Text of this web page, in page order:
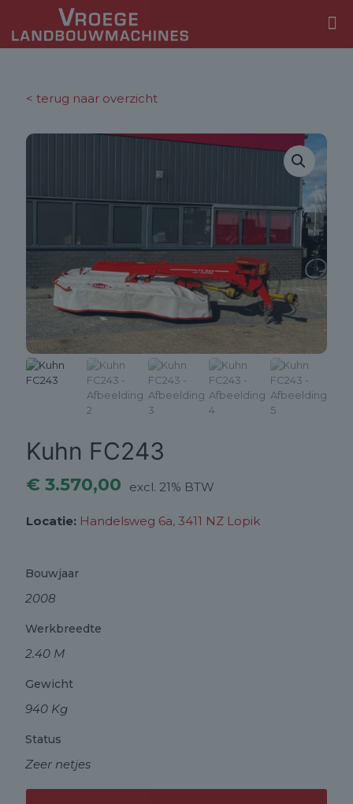
< terug naar overzicht
Kuhn FC243
€ 3.570,00 excl. 21% BTW
Locatie: Handelsweg 6a, 3411 NZ Lopik
Bouwjaar
2008
Werkbreedte
2.40 M
Gewicht
940 Kg
Status
Zeer netjes